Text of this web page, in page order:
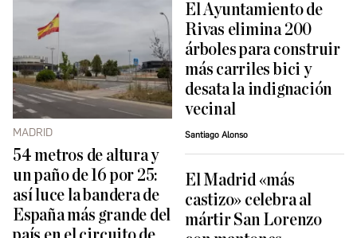
MADRID
54 metros de altura y
un paño de 16 por 25:
así luce la bandera de
España más grande del
El Ayuntamiento de
Rivas elimina 200
árboles para construir
más carriles bici y
desata la indignación
vecinal
Santiago Alonso
El Madrid «más
castizo» celebra al
mártir San Lorenzo